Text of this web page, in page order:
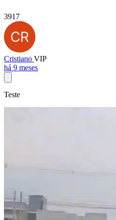
3917
Cristiano VIP
há 9 meses
Teste